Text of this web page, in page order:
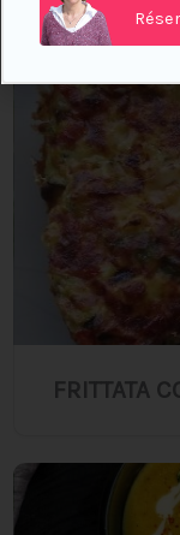
FRITTATA